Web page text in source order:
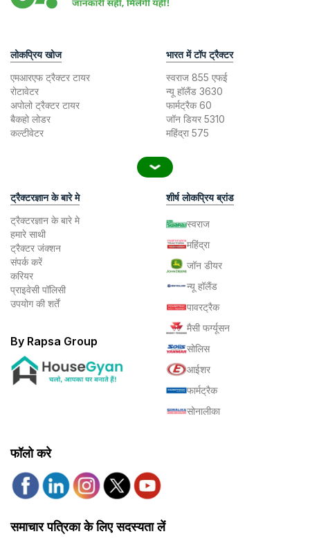
लोकप्रिय खोज
एमआरएफ ट्रैक्टर टायर
रोटावेटर
अपोलो ट्रैक्टर टायर
बैकहो लोडर
कल्टीवेटर
भारत में टॉप ट्रैक्टर
स्वराज 855 एफई
न्यू हॉलैंड 3630
फार्मट्रैक 60
जॉन डियर 5310
महिंद्रा 575
ट्रैक्टरज्ञान के बारे मे
ट्रैक्टरज्ञान के बारे मे
हमारे साथी
ट्रैक्टर जंक्शन
संपर्क करें
करियर
प्राइवेसी पॉलिसी
उपयोग की शर्तें
By Rapsa Group
शीर्ष लोकप्रिय ब्रांड
स्वराज
महिंद्रा
जॉन डीयर
न्यू हॉलैंड
पावरट्रैक
मैसी फर्ग्यूसन
सोलिस
आईशर
फार्मट्रैक
सोनालीका
फॉलो करे
समाचार पत्रिका के लिए सदस्यता लें